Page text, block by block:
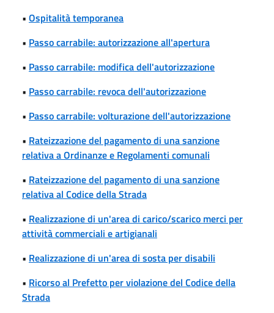
• Ospitalità temporanea
• Passo carrabile: autorizzazione all'apertura
• Passo carrabile: modifica dell'autorizzazione
• Passo carrabile: revoca dell'autorizzazione
• Passo carrabile: volturazione dell'autorizzazione
• Rateizzazione del pagamento di una sanzione
relativa a Ordinanze e Regolamenti comunali
• Rateizzazione del pagamento di una sanzione
relativa al Codice della Strada
• Realizzazione di un'area di carico/scarico merci per
attività commerciali e artigianali
• Realizzazione di un'area di sosta per disabili
• Ricorso al Prefetto per violazione del Codice della
Strada